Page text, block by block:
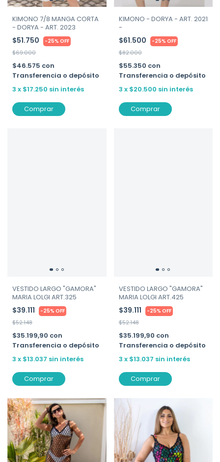
KIMONO 7/8 MANGA CORTA
- DORYA - ART. 2023
$51.750 -25% OFF
$69.000
$46.575 con
Transferencia o depósito
3 x $17.250 sin interés
Comprar
KIMONO - DORYA - ART. 2021
-
$61.500 -25% OFF
$82.000
$55.350 con
Transferencia o depósito
3 x $20.500 sin interés
Comprar
VESTIDO LARGO "GAMORA"
MARIA LOLGI ART.325
$39.111 -25% OFF
$52.148
$35.199,90 con
Transferencia o depósito
3 x $13.037 sin interés
Comprar
VESTIDO LARGO "GAMORA"
MARIA LOLGI ART.425
$39.111 -25% OFF
$52.148
$35.199,90 con
Transferencia o depósito
3 x $13.037 sin interés
Comprar